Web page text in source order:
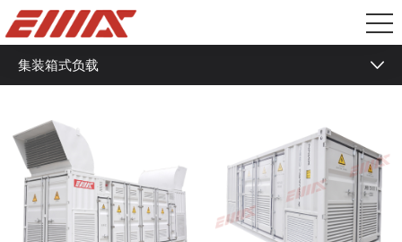
集装箱式负载
冷板式液冷负载
冷板式相变负载
浸没式液冷负载